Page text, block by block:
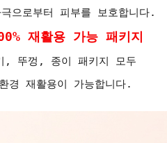
으로부터 피부를 보호합니다.
재활용 가능 패키지
, 뚜껑, 종이 패키지 모두
경 재활용이 가능합니다.